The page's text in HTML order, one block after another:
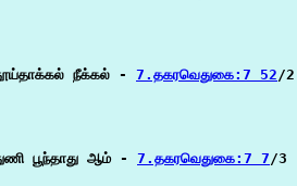
நீக்கல் - 7.தகரவெதுகை:7 52/2
பூந்தாது ஆம் - 7.தகரவெதுகை:7 7/3